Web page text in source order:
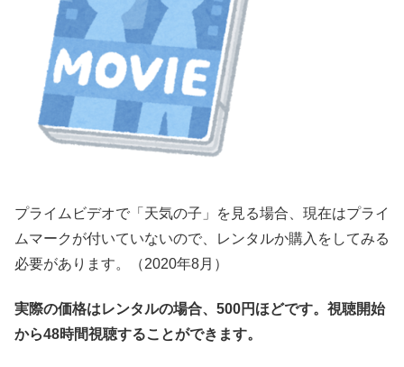
プライムビデオで「天気の子」を見る場合、現在はプライ
ムマークが付いていないので、レンタルか購入をしてみる
必要があります。（2020年8月）
実際の価格はレンタルの場合、500円ほどです。視聴開始
から48時間視聴することができます。